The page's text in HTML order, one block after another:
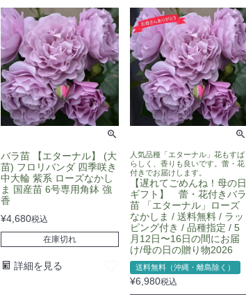
バラ苗 【エターナル】 (大
苗) フロリバンダ 四季咲き
中大輪 紫系 ローズなかし
ま 国産苗 6号専用角鉢 強
香
¥4,680税込
在庫切れ
詳細を見る
人気品種「エターナル」花もすば
らしく、香りも良いです。蕾・花
付きでお届けします。
【遅れてごめんね！母の日
ギフト】 蕾・花付きバラ
苗 「エターナル」ローズ
なかしま / 送料無料 / ラッ
ピング付き / 品種指定 / 5
月12日〜16日の間にお届
け/母の日の贈り物2026
送料無料（沖縄・離島除く）
¥6,980税込